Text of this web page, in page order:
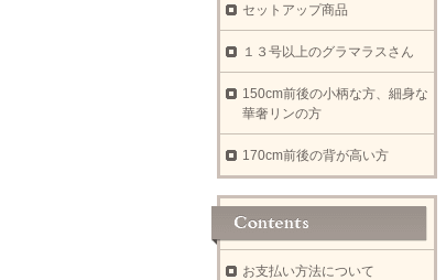
セットアップ商品
１３号以上のグラマラスさん
150cm前後の小柄な方、細身な
華奢リンの方
170cm前後の背が高い方
お支払い方法について